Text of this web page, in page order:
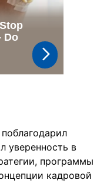
уверенность в
программы
кадровой